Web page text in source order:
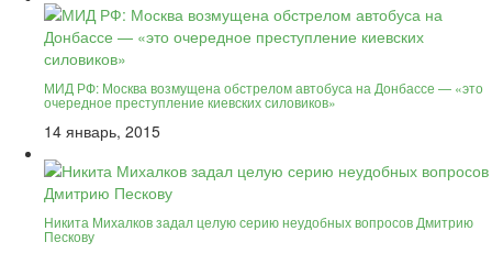
МИД РФ: Москва возмущена обстрелом автобуса на Донбассе — «это
очередное преступление киевских силовиков»
14 январь, 2015
Никита Михалков задал целую серию неудобных вопросов Дмитрию
Пескову